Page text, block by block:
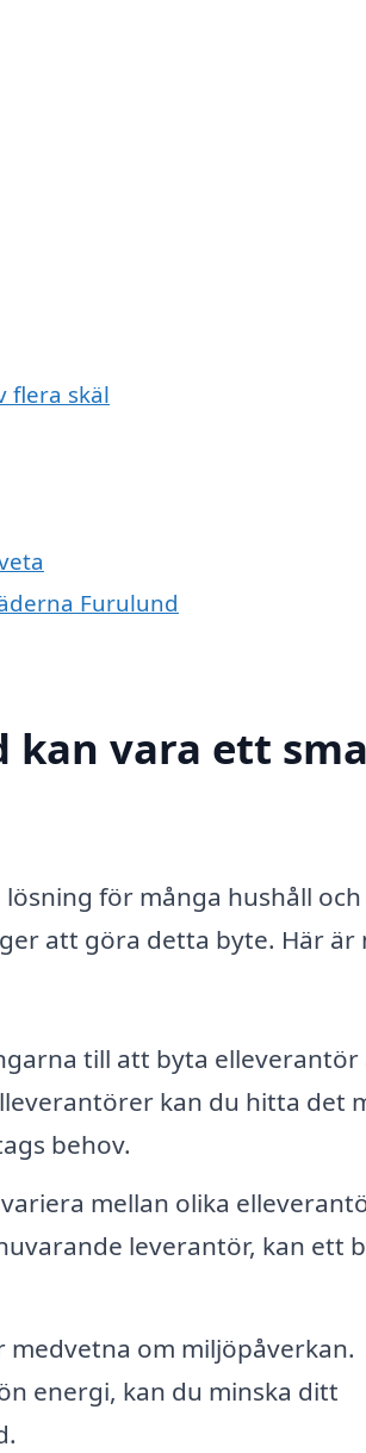
flera skäl
Furulund
kan vara ett
för många hushåll och
att göra detta byte. Här är
till att byta
kan du hitta det
behov.
mellan olika
leverantör, kan ett
medvetna om miljöpåverkan.
energi, kan du minska ditt